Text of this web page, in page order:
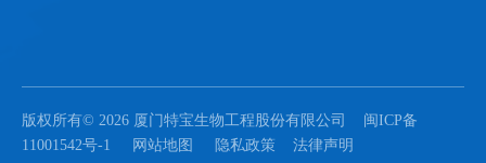
版权所有© 2026 厦门特宝生物工程股份有限公司 闽ICP备
11001542号-1
网站地图 隐私政策 法律声明